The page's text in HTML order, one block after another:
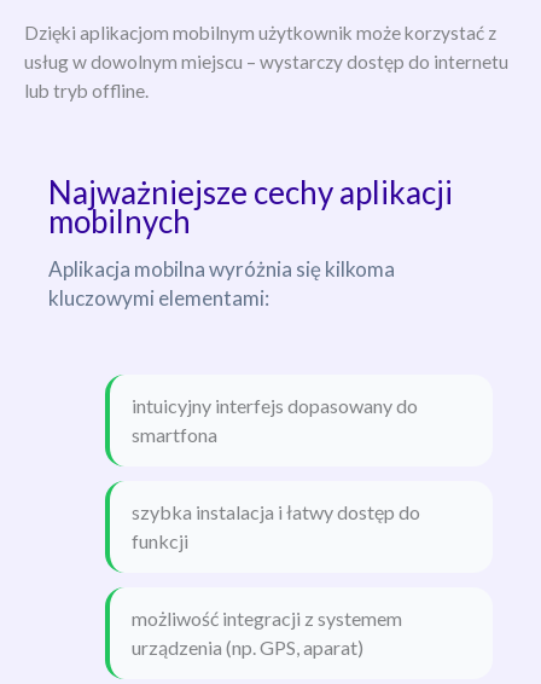
Dzięki aplikacjom mobilnym użytkownik może korzystać z
usług w dowolnym miejscu – wystarczy dostęp do internetu
lub tryb offline.
Najważniejsze cechy aplikacji
mobilnych
Aplikacja mobilna wyróżnia się kilkoma
kluczowymi elementami:
intuicyjny interfejs dopasowany do
smartfona
szybka instalacja i łatwy dostęp do
funkcji
możliwość integracji z systemem
urządzenia (np. GPS, aparat)